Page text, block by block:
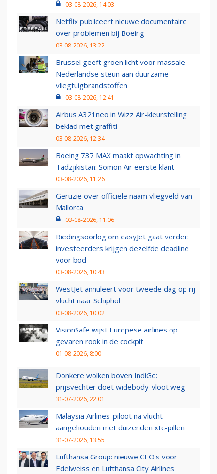
03-08-2026, 14:03
Netflix publiceert nieuwe documentaire
over problemen bij Boeing
03-08-2026, 13:22
Brussel geeft groen licht voor massale
Nederlandse steun aan duurzame
vliegtuigbrandstoffen
03-08-2026, 12:41
Airbus A321neo in Wizz Air-kleurstelling
beklad met graffiti
03-08-2026, 12:34
Boeing 737 MAX maakt opwachting in
Tadzjikistan: Somon Air eerste klant
03-08-2026, 11:26
Geruzie over officiële naam vliegveld van
Mallorca
03-08-2026, 11:06
Biedingsoorlog om easyJet gaat verder:
investeerders krijgen dezelfde deadline
voor bod
03-08-2026, 10:43
WestJet annuleert voor tweede dag op rij
vlucht naar Schiphol
03-08-2026, 10:02
VisionSafe wijst Europese airlines op
gevaren rook in de cockpit
01-08-2026, 8:00
Donkere wolken boven IndiGo:
prijsvechter doet widebody-vloot weg
31-07-2026, 22:01
Malaysia Airlines-piloot na vlucht
aangehouden met duizenden xtc-pillen
31-07-2026, 13:55
Lufthansa Group: nieuwe CEO’s voor
Edelweiss en Lufthansa City Airlines